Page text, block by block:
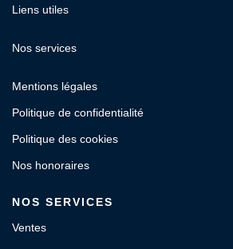
Liens utiles
Nos services
Mentions légales
Politique de confidentialité
Politique des cookies
Nos honoraires
NOS SERVICES
Ventes